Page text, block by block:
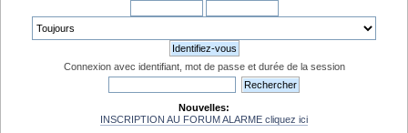
Connexion avec identifiant, mot de passe et durée de la session
Nouvelles:
INSCRIPTION AU FORUM ALARME cliquez ici